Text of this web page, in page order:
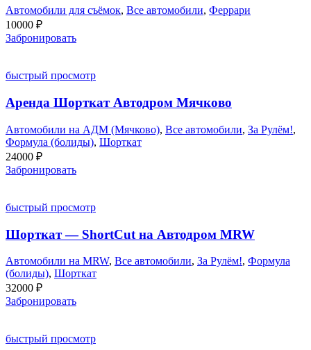
Автомобили для съёмок, Все автомобили, Феррари
10000 ₽
Забронировать
быстрый просмотр
Аренда Шорткат Автодром Мячково
Автомобили на АДМ (Мячково), Все автомобили, За Рулём!,
Формула (болиды), Шорткат
24000 ₽
Забронировать
быстрый просмотр
Шорткат — ShortCut на Автодром MRW
Автомобили на MRW, Все автомобили, За Рулём!, Формула
(болиды), Шорткат
32000 ₽
Забронировать
быстрый просмотр